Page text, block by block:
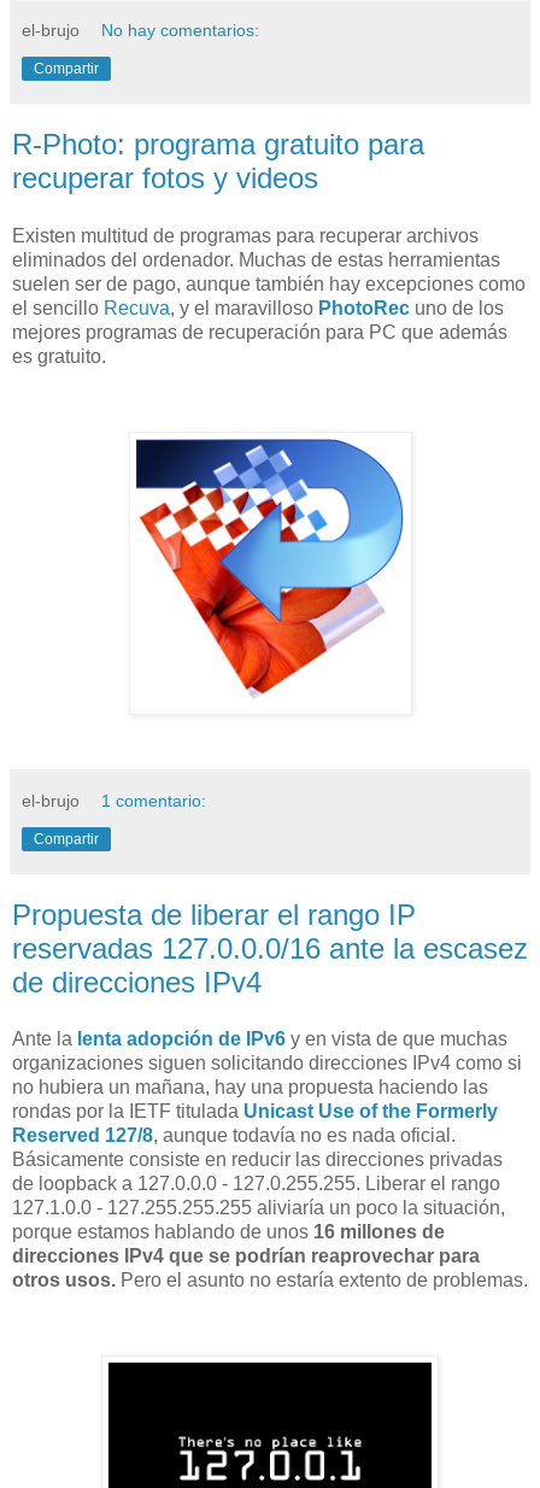
el-brujo No hay comentarios:
Compartir
R-Photo: programa gratuito para
recuperar fotos y videos
Existen multitud de programas para recuperar archivos
eliminados del ordenador. Muchas de estas herramientas
suelen ser de pago, aunque también hay excepciones como
el sencillo Recuva, y el maravilloso PhotoRec uno de los
mejores programas de recuperación para PC que además
es gratuito.
el-brujo 1 comentario:
Compartir
Propuesta de liberar el rango IP
reservadas 127.0.0.0/16 ante la escasez
de direcciones IPv4
Ante la lenta adopción de IPv6 y en vista de que muchas
organizaciones siguen solicitando direcciones IPv4 como si
no hubiera un mañana, hay una propuesta haciendo las
rondas por la IETF titulada Unicast Use of the Formerly
Reserved 127/8, aunque todavía no es nada oficial.
Básicamente consiste en reducir las direcciones privadas
de loopback a 127.0.0.0 - 127.0.255.255. Liberar el rango
127.1.0.0 - 127.255.255.255 aliviaría un poco la situación,
porque estamos hablando de unos 16 millones de
direcciones IPv4 que se podrían reaprovechar para
otros usos. Pero el asunto no estaría extento de problemas.